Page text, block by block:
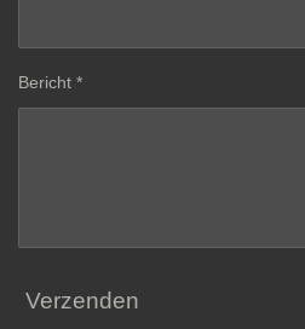
Bericht *
Verzenden